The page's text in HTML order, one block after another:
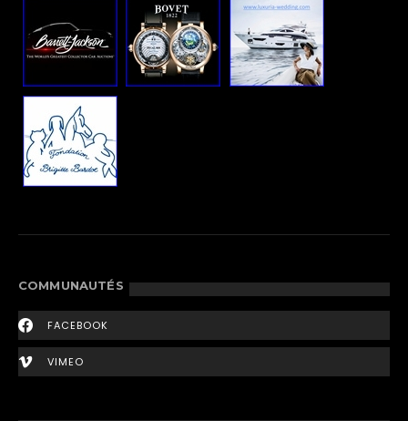
COMMUNAUTÉS
FACEBOOK
VIMEO